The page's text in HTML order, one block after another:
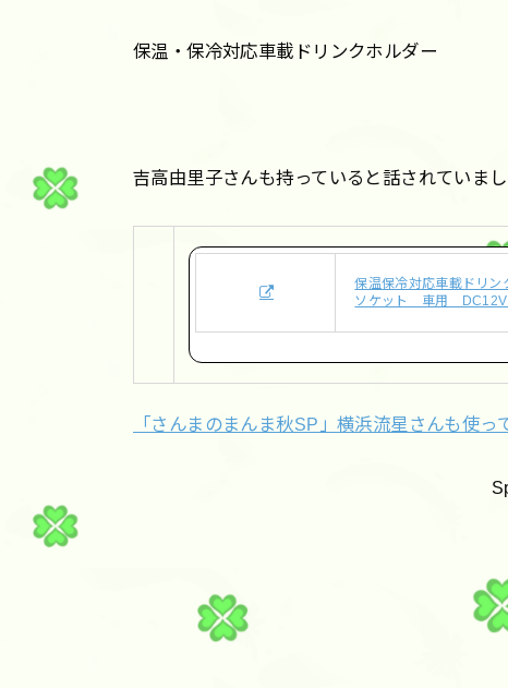
保温・保冷対応車載ドリンクホルダー
吉高由里子さんも持っていると話されていまし
保温保冷対応車載ドリ
ソケット 車用 DC12V
「さんまのまんま秋SP」横浜流星さんも使